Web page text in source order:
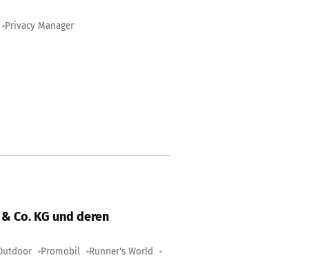
Privacy Manager
Co. KG und deren
Promobil Runner's World